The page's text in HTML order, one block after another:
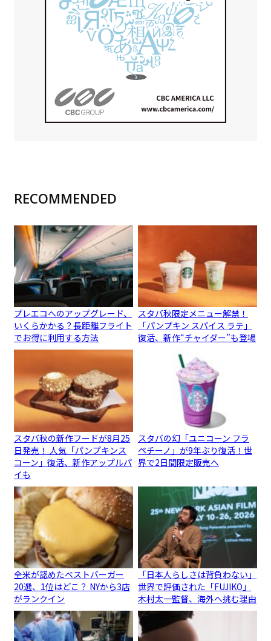
RECOMMENDED
プレエコへのアップグレード、
いくらかかる？長距離フライト
でお得に利用する方法
スタバ秋限定メニュー解禁！
「パンプキン スパイス ラテ」
復活、新作“チャイダー”も登場
スタバ秋の新作フードが8月25
日発売！ 人気「パンプキンス
コーン」復活、新作アップルパ
イも
スタバの幻「ユニコーン フラ
ペチーノ」が9年ぶり復活！世
界で2日間限定販売へ
全米が認めたベストバーガー
20選、1位はどこ？ NYから3店
がランクイン
「日本人らしさは背負わない」
世界で評価された「FUJIKO」
木村太一監督、海外へ挑む理由